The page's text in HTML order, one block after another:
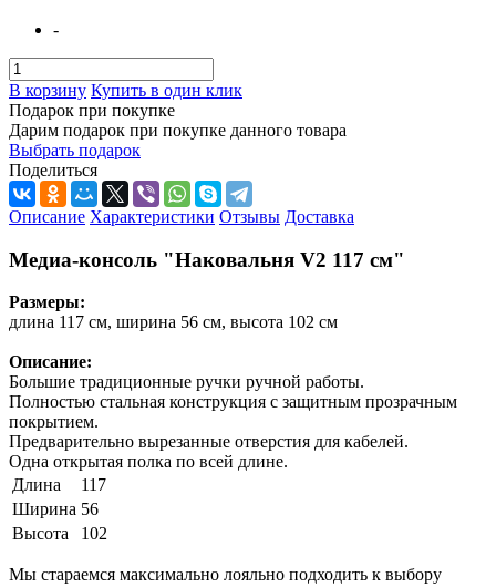
-
В корзину Купить в один клик
Подарок при покупке
Дарим подарок при покупке данного товара
Выбрать подарок
Поделиться
Описание Характеристики Отзывы Доставка
Медиа-консоль "Наковальня V2 117 см"
Размеры:
длина 117 см, ширина 56 см, высота 102 см
Описание:
Большие традиционные ручки ручной работы.
Полностью стальная конструкция с защитным прозрачным
покрытием.
Предварительно вырезанные отверстия для кабелей.
Одна открытая полка по всей длине.
Длина
117
Ширина 56
Высота
102
Мы стараемся максимально лояльно подходить к выбору